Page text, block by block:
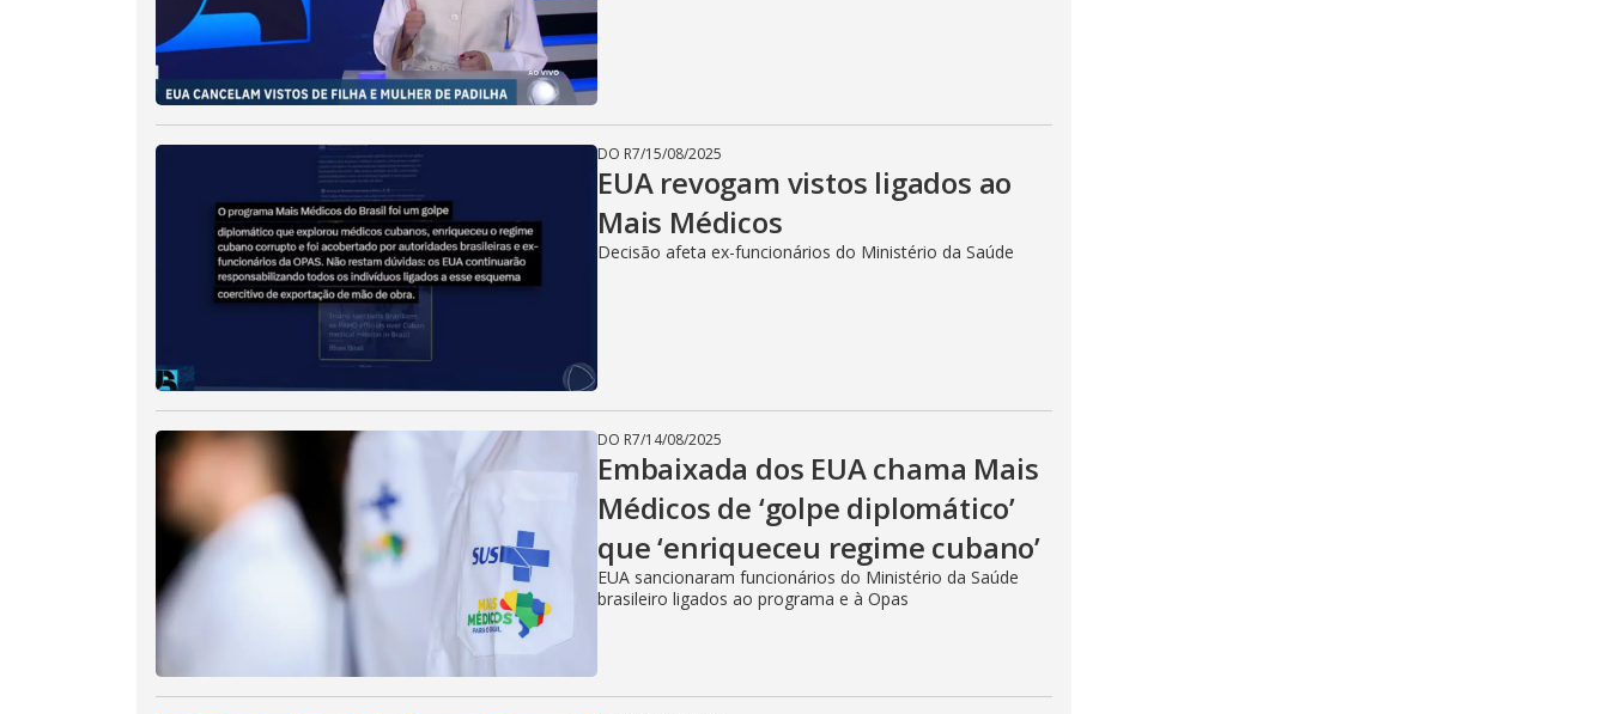
DO R7/15/08/2025
EUA revogam vistos ligados ao
Mais Médicos
Decisão afeta ex-funcionários do Ministério da Saúde
DO R7/14/08/2025
Embaixada dos EUA chama Mais
Médicos de ‘golpe diplomático’
que ‘enriqueceu regime cubano’
EUA sancionaram funcionários do Ministério da Saúde
brasileiro ligados ao programa e à Opas